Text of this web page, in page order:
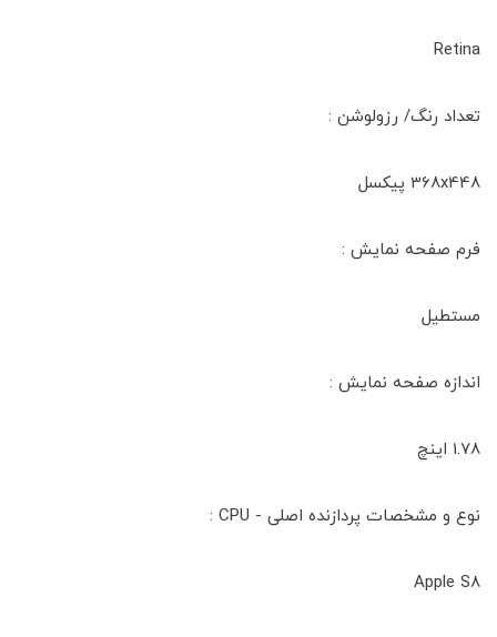
Retina
تعداد رنگ/ رزولوشن :
368x448 پیکسل
فرم صفحه نمایش :
مستطیل
اندازه صفحه نمایش :
1.78 اینچ
نوع و مشخصات پردازنده اصلی - CPU :
Apple S8